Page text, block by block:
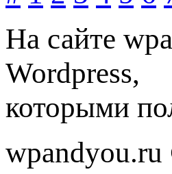
На сайте
Wordpress,
которыми